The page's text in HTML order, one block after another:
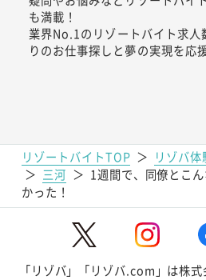
も満載！
業界No.1のリゾートバイト求人
りのお仕事探しと夢の実現を応
リゾートバイトTOP ＞ リゾバ体
＞ 三河 ＞ 1週間で、同僚とこ
かった！
「リゾバ」「リゾバ.com」は株